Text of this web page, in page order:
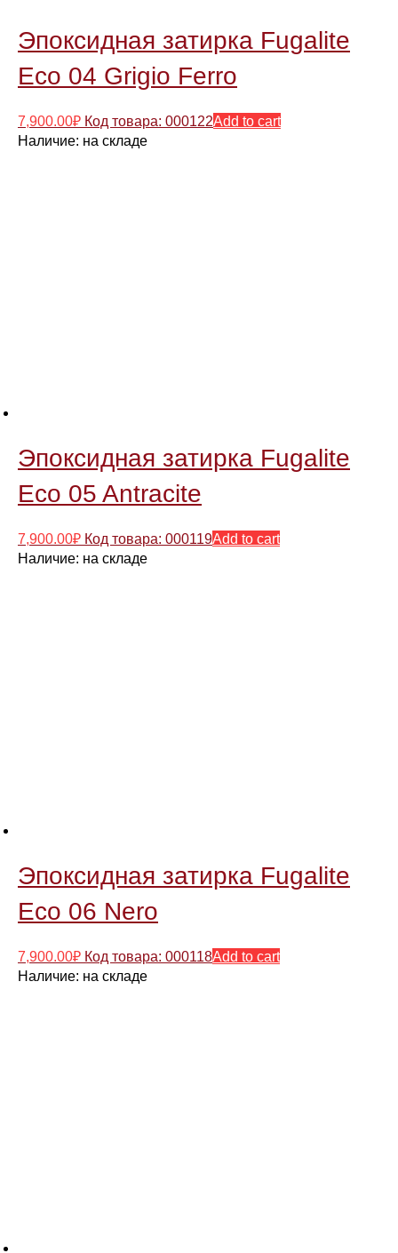
Эпоксидная затирка Fugalite
Eco 04 Grigio Ferro
7,900.00₽ Код товара: 000122Add to cart
Наличие: на складе
Эпоксидная затирка Fugalite
Eco 05 Antracite
7,900.00₽ Код товара: 000119Add to cart
Наличие: на складе
Эпоксидная затирка Fugalite
Eco 06 Nero
7,900.00₽ Код товара: 000118Add to cart
Наличие: на складе